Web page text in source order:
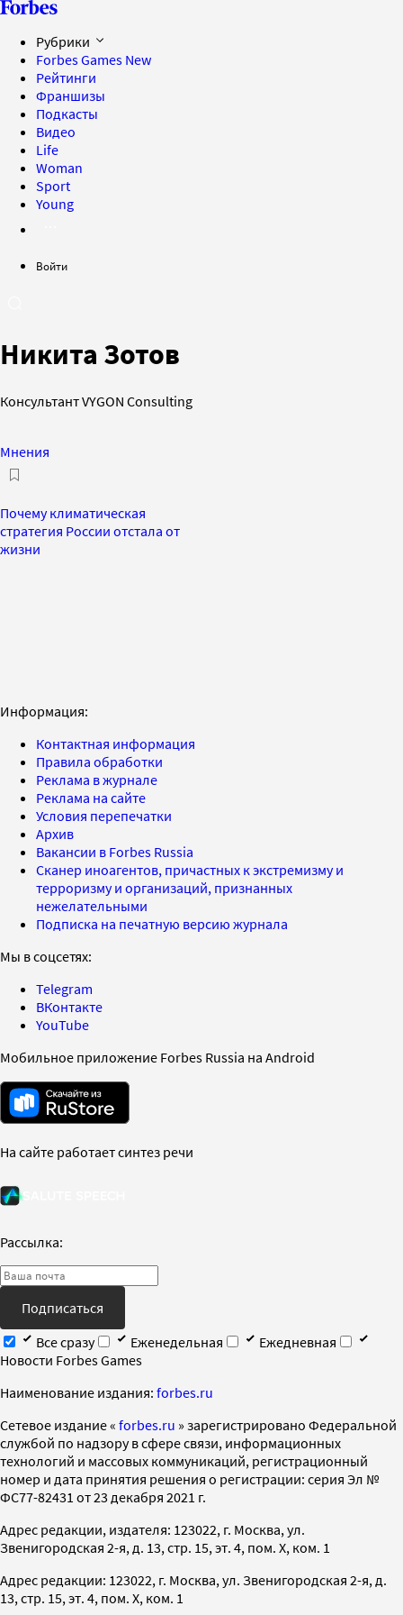
Рубрики
Forbes Games New
Рейтинги
Франшизы
Подкасты
Видео
Life
Woman
Sport
Young
Войти
Никита Зотов
Консультант VYGON Consulting
Мнения
Почему климатическая
стратегия России отстала от
жизни
Информация:
Контактная информация
Правила обработки
Реклама в журнале
Реклама на сайте
Условия перепечатки
Архив
Вакансии в Forbes Russia
Сканер иноагентов, причастных к экстремизму и
терроризму и организаций, признанных
нежелательными
Подписка на печатную версию журнала
Мы в соцсетях:
Telegram
ВКонтакте
YouTube
Мобильное приложение Forbes Russia на Android
На сайте работает синтез речи
Рассылка:
Подписаться
Все сразу
Еженедельная
Ежедневная
Новости Forbes Games
Наименование издания: forbes.ru
Cетевое издание « forbes.ru » зарегистрировано Федеральной
службой по надзору в сфере связи, информационных
технологий и массовых коммуникаций, регистрационный
номер и дата принятия решения о регистрации: серия Эл №
ФС77-82431 от 23 декабря 2021 г.
Адрес редакции, издателя: 123022, г. Москва, ул.
Звенигородская 2-я, д. 13, стр. 15, эт. 4, пом. X, ком. 1
Адрес редакции: 123022, г. Москва, ул. Звенигородская 2-я, д.
13, стр. 15, эт. 4, пом. X, ком. 1